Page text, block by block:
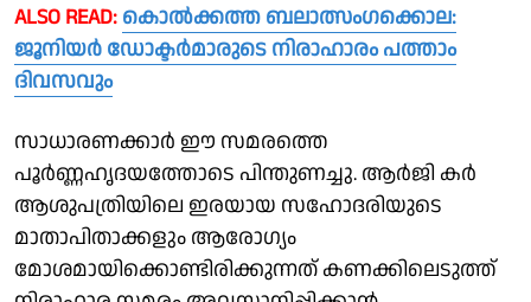
ALSO READ: കൊൽക്കത്ത ബലാത്സം​ഗക്കൊല:
ജൂനിയർ ഡോക്ടർമാരുടെ നിരാഹാരം പത്താം
ദിവസവും
സാധാരണക്കാർ ഈ സമരത്തെ
പൂർണ്ണഹൃദയത്തോടെ പിന്തുണച്ചു. ആർജി കർ
ആശുപത്രിയിലെ ഇരയായ സഹോദരിയുടെ
മാതാപിതാക്കളും ആരോഗ്യം
മോശമായിക്കൊണ്ടിരിക്കുന്നത് കണക്കിലെടുത്ത്